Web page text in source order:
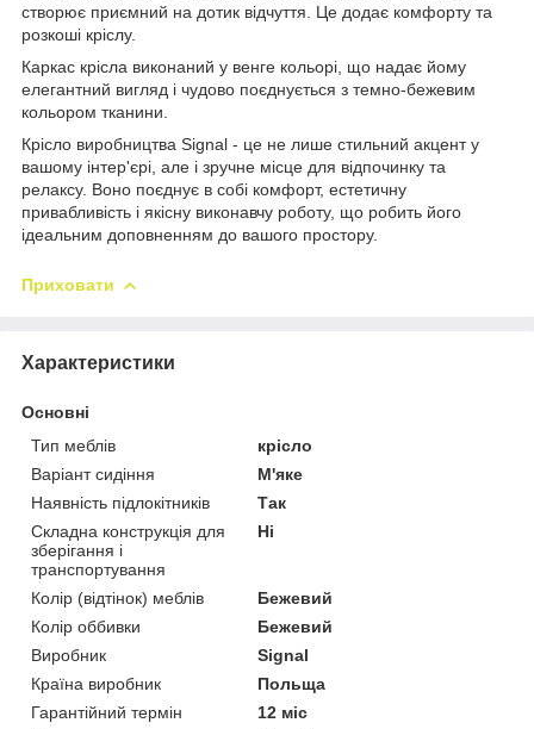
створює приємний на дотик відчуття. Це додає комфорту та
розкоші кріслу.
Каркас крісла виконаний у венге кольорі, що надає йому
елегантний вигляд і чудово поєднується з темно-бежевим
кольором тканини.
Крісло виробництва Signal - це не лише стильний акцент у
вашому інтер'єрі, але і зручне місце для відпочинку та
релаксу. Воно поєднує в собі комфорт, естетичну
привабливість і якісну виконавчу роботу, що робить його
ідеальним доповненням до вашого простору.
Приховати
Характеристики
Основні
Тип меблів
крісло
Варіант сидіння
М'яке
Наявність підлокітників
Так
Складна конструкція для
зберігання і
транспортування
Ні
Колір (відтінок) меблів
Бежевий
Колір оббивки
Бежевий
Виробник
Signal
Країна виробник
Польща
Гарантійний термін
12 міс